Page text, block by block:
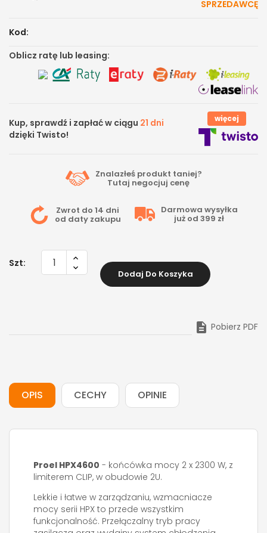
SPRZEDAWCĘ
Kod:
Oblicz ratę lub leasing:
Kup, sprawdź i zapłać w ciągu 21 dni
dzięki Twisto!
więcej
Znalazłeś produkt taniej?
Tutaj negocjuj cenę
Zwrot do 14 dni
od daty zakupu
Darmowa wysyłka
już od 399 zł
Szt:
Dodaj Do Koszyka
 Pobierz PDF
OPIS CECHY OPINIE
Proel HPX4600 - końcówka mocy 2 x 2300 W, z
limiterem CLIP, w obudowie 2U.
Lekkie i łatwe w zarządzaniu, wzmacniacze
mocy serii HPX to przede wszystkim
funkcjonalność. Przełączalny tryb pracy